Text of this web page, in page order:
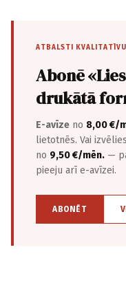
ATBALSTI
Abonē
drukātā
E-avīze no 8,00 €/
lietotnēs. Vai izvēlies
no 9,50 €/mēn. —
pieeju arī e-avīzei.
ABONĒT